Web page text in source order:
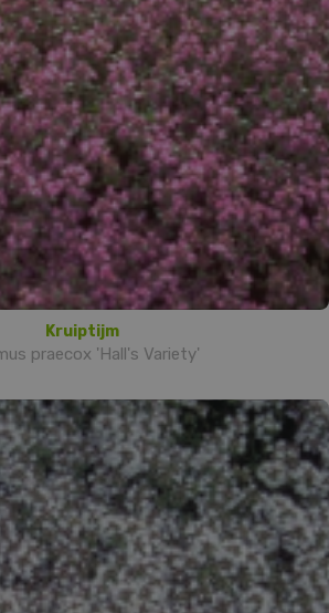
Kruiptijm
praecox 'Hall's Variety'